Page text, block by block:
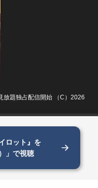
放題独占配信開始 （C）2026
ロット』を
」で視聴